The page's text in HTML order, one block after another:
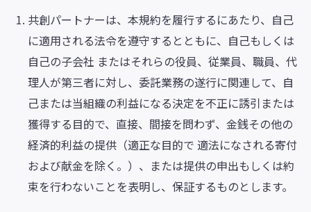
共創パートナーは、本規約を履行するにあたり、自己
に適用される法令を遵守するとともに、自己もしくは
自己の子会社 またはそれらの役員、従業員、職員、代
理人が第三者に対し、委託業務の遂行に関連して、自
己または当組織の利益になる決定を不正に誘引または
獲得する目的で、直接、間接を問わず、金銭その他の
経済的利益の提供（適正な目的で 適法になされる寄付
および献金を除く。）、または提供の申出もしくは約
束を行わないことを表明し、保証するものとします。